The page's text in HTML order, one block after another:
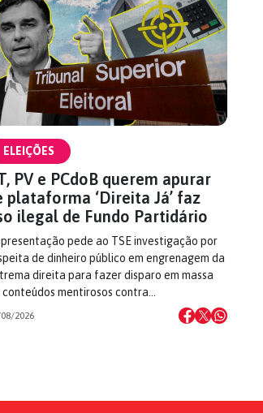
ELEIÇÕES
PV e PCdoB querem apurar
plataforma ‘Direita Já’ faz
ilegal de Fundo Partidário
pede ao TSE investigação por
de dinheiro público em engrenagem da
direita para fazer disparo em massa
conteúdos mentirosos contra…
2026